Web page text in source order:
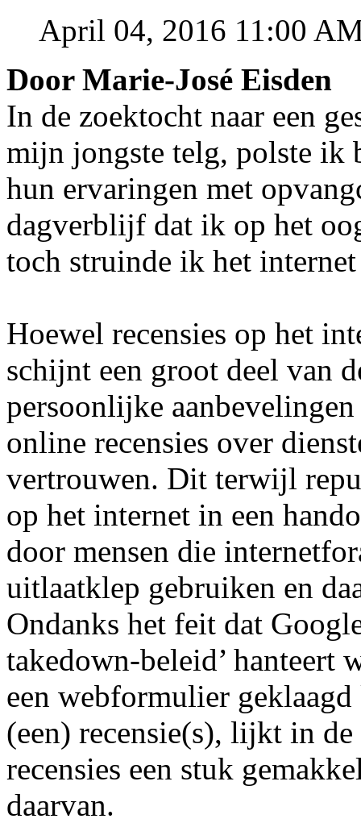
April 04, 2016 11:00
Door Marie-José Eisden
In de zoektocht naar een
mijn jongste telg, polste ik
hun ervaringen met
dagverblijf dat ik op het
toch struinde ik het internet
Hoewel recensies op het
schijnt een groot deel van
persoonlijke
online recensies over
vertrouwen. Dit terwijl
op het internet in een
door mensen die
uitlaatklep gebruiken en
Ondanks het feit dat
takedown-beleid’ hanteert
een webformulier
(een) recensie(s), lijkt in
recensies een stuk
daarvan.